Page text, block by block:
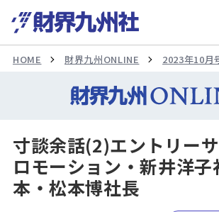
HOME 財界九州ONLINE 2023年10月
寸談余話(2)エントリー
ロモーション・新井洋子
本・松本博社長